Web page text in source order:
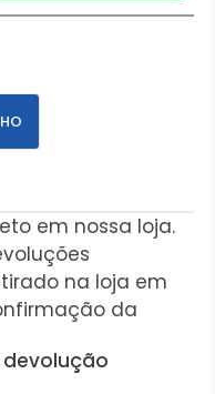
em nossa loja.
na loja em
da